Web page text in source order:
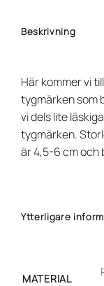
Beskrivning
Här kommer vi
tygmärken som
vi dels lite
tygmärken.
är 4,5-6 cm och
Ytterligare
MATERIAL